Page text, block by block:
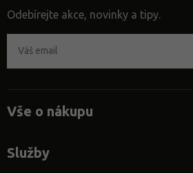
Odebírejte akce, novinky a tipy.
Vše o nákupu
Služby